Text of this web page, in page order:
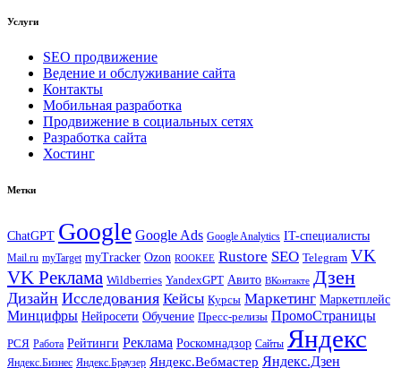
Услуги
SEO продвижение
Ведение и обслуживание сайта
Контакты
Мобильная разработка
Продвижение в социальных сетях
Разработка сайта
Хостинг
Метки
ChatGPT Google Google Ads Google Analytics IT-специалисты
Mail.ru myTarget myTracker Ozon ROOKEE Rustore SEO Telegram VK
VK Реклама Wildberries YandexGPT Авито ВКонтакте Дзен
Дизайн Исследования Кейсы Курсы Маркетинг Маркетплейс
Минцифры Нейросети Обучение Пресс-релизы ПромоСтраницы
РСЯ Работа Рейтинги Реклама Роскомнадзор Сайты Яндекс
Яндекс.Бизнес Яндекс.Браузер Яндекс.Вебмастер Яндекс.Дзен